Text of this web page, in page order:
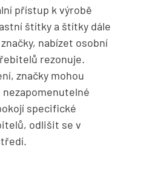
přístup k výrobě
štítky a štítky dále
nabízet osobní
rezonuje.
značky mohou
specifické
odlišit se v